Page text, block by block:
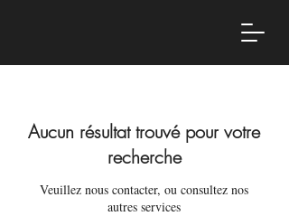
Aucun résultat trouvé pour votre
recherche
Veuillez nous contacter, ou consultez nos
autres services